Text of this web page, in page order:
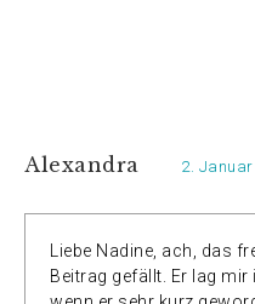
Alexandra 2.
Liebe Nadine, ach, das
Beitrag gefällt. Er lag